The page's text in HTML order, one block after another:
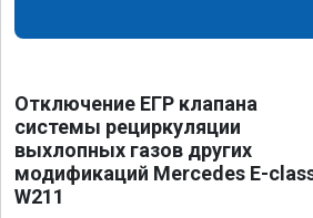
Отключение ЕГР клапана
системы рециркуляции
выхлопных газов других
модификаций Mercedes E-
W211